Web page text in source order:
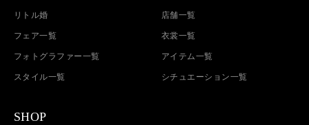
リトル婚 店舗一覧
フェア一覧 衣裳一覧
フォトグラファー一覧 アイテム一覧
スタイル一覧 シチュエーション一覧
SHOP